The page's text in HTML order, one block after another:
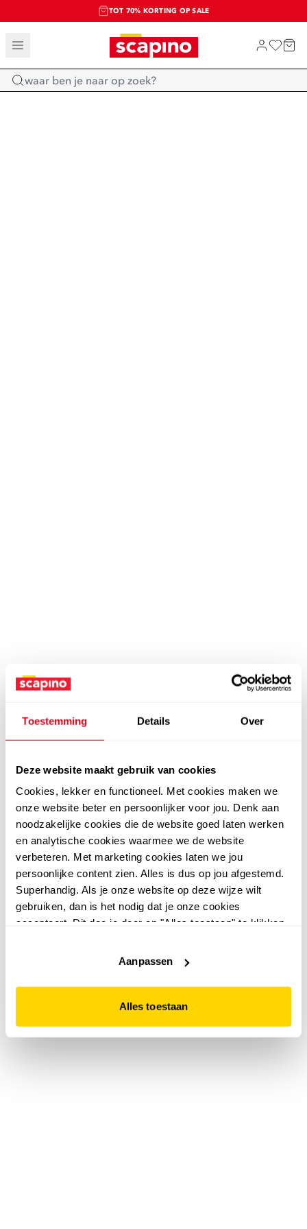
Toestemming Details Over
Deze website maakt gebruik van cookies
Cookies, lekker en functioneel. Met cookies maken we
onze website beter en persoonlijker voor jou. Denk aan
noodzakelijke cookies die de website goed laten werken
en analytische cookies waarmee we de website
verbeteren. Met marketing cookies laten we jou
persoonlijke content zien. Alles is dus op jou afgestemd.
Superhandig. Als je onze website op deze wijze wilt
gebruiken, dan is het nodig dat je onze cookies
accepteert. Dit doe je door op "Alles toestaan" te klikken.
website niet optimaal functioneert.
Aanpassen
Alles toestaan
TOT 70% KORTING OP SALE
SALE: LAATSTE KANS!
SHOP NIEUW
Home